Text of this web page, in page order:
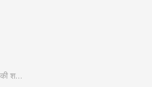
की श…